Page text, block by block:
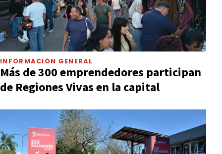
INFORMACIÓN GENERAL
Más de 300 emprendedores participan
de Regiones Vivas en la capital